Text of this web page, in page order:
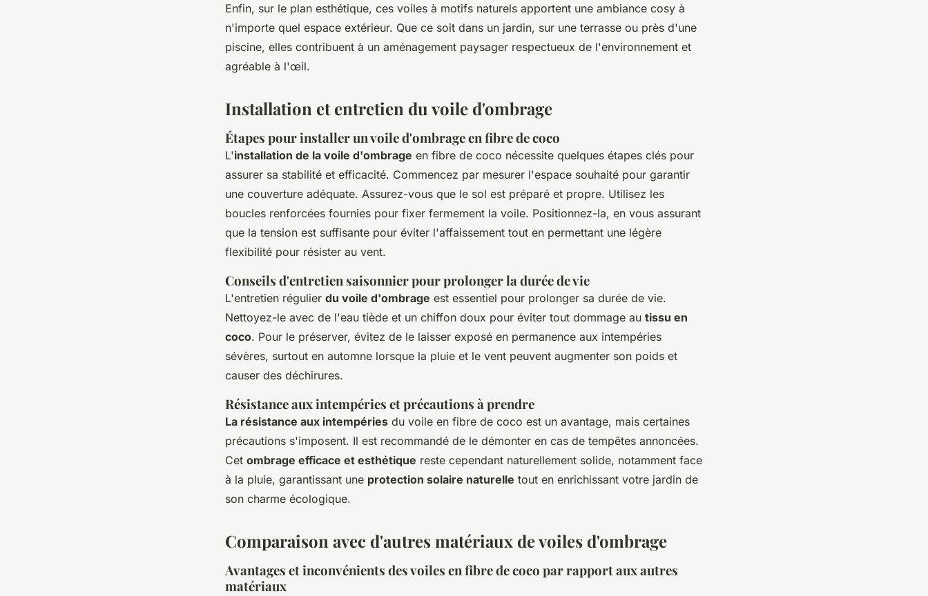
Enfin, sur le plan esthétique, ces voiles à motifs naturels apportent une ambiance cosy à
n'importe quel espace extérieur. Que ce soit dans un jardin, sur une terrasse ou près d'une
piscine, elles contribuent à un aménagement paysager respectueux de l'environnement et
agréable à l'œil.
Installation et entretien du voile d'ombrage
Étapes pour installer un voile d'ombrage en fibre de coco
L'installation de la voile d'ombrage en fibre de coco nécessite quelques étapes clés pour
assurer sa stabilité et efficacité. Commencez par mesurer l'espace souhaité pour garantir
une couverture adéquate. Assurez-vous que le sol est préparé et propre. Utilisez les
boucles renforcées fournies pour fixer fermement la voile. Positionnez-la, en vous assurant
que la tension est suffisante pour éviter l'affaissement tout en permettant une légère
flexibilité pour résister au vent.
Conseils d'entretien saisonnier pour prolonger la durée de vie
L'entretien régulier du voile d'ombrage est essentiel pour prolonger sa durée de vie.
Nettoyez-le avec de l'eau tiède et un chiffon doux pour éviter tout dommage au tissu en
coco. Pour le préserver, évitez de le laisser exposé en permanence aux intempéries
sévères, surtout en automne lorsque la pluie et le vent peuvent augmenter son poids et
causer des déchirures.
Résistance aux intempéries et précautions à prendre
La résistance aux intempéries du voile en fibre de coco est un avantage, mais certaines
précautions s'imposent. Il est recommandé de le démonter en cas de tempêtes annoncées.
Cet ombrage efficace et esthétique reste cependant naturellement solide, notamment face
à la pluie, garantissant une protection solaire naturelle tout en enrichissant votre jardin de
son charme écologique.
Comparaison avec d'autres matériaux de voiles d'ombrage
Avantages et inconvénients des voiles en fibre de coco par rapport aux autres
matériaux